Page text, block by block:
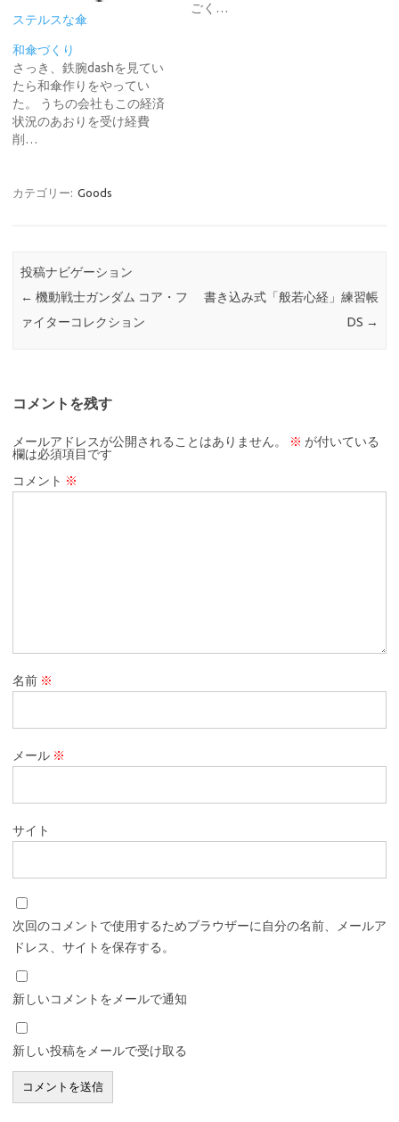
ステルスな傘
ごく…
和傘づくり
さっき、鉄腕dashを見てい
たら和傘作りをやってい
た。 うちの会社もこの経済
状況のあおりを受け経費
削…
カテゴリー: Goods
投稿ナビゲーション
← 機動戦士ガンダム コア・フ
ァイターコレクション
書き込み式「般若心経」練習帳
DS →
コメントを残す
メールアドレスが公開されることはありません。 ※ が付いている
欄は必須項目です
コメント ※
名前 ※
メール ※
サイト
次回のコメントで使用するためブラウザーに自分の名前、メールア
ドレス、サイトを保存する。
新しいコメントをメールで通知
新しい投稿をメールで受け取る